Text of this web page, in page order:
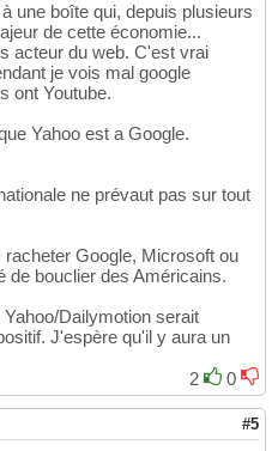
une boîte qui, depuis plusieurs
de cette économie...
acteur du web. C'est vrai
je vois mal google
ont Youtube.
Yahoo est a Google.
ne prévaut pas sur tout
Google, Microsoft ou
de bouclier des Américains.
Dailymotion serait
J'espère qu'il y aura un
2
0
#5